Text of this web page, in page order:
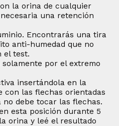
la orina de cualquier
una retención
Encontrarás una tira
anti-humedad que no
el test.
por el extremo
insertándola en la
con las flechas orientadas
no debe tocar las flechas.
esta posición durante 5
orina y leé el resultado